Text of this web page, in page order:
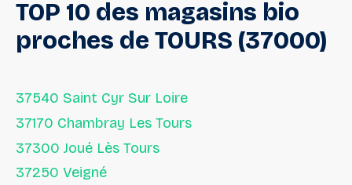
TOP 10 des magasins bio
proches de TOURS (37000)
37540 Saint Cyr Sur Loire
37170 Chambray Les Tours
37300 Joué Lès Tours
37250 Veigné